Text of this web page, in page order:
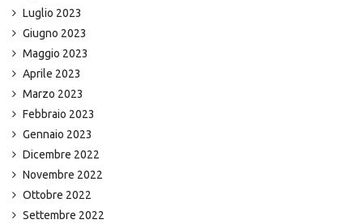
Luglio 2023
Giugno 2023
Maggio 2023
Aprile 2023
Marzo 2023
Febbraio 2023
Gennaio 2023
Dicembre 2022
Novembre 2022
Ottobre 2022
Settembre 2022